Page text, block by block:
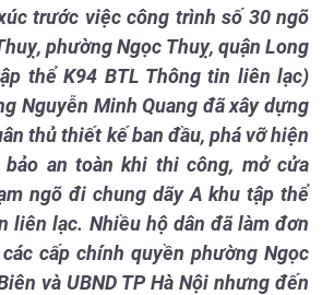
trước việc công trình số 30 ngõ
phường Ngọc Thuỵ, quận Long
thể K94 BTL Thông tin liên lạc)
Nguyễn Minh Quang đã xây dựng
thủ thiết kế ban đầu, phá vỡ hiện
bảo an toàn khi thi công, mở cửa
ngõ đi chung dãy A khu tập thể
liên lạc. Nhiều hộ dân đã làm đơn
cấp chính quyền phường Ngọc
và UBND TP Hà Nội nhưng đến